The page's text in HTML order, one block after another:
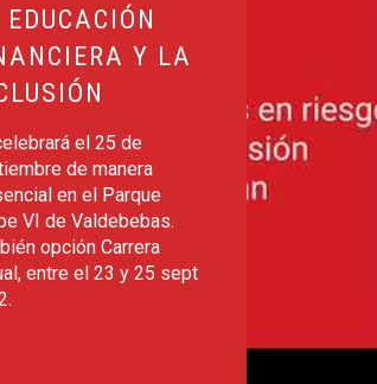
Y LA
el 25 de
de manera
en el Parque
VI de Valdebebas.
opción Carrera
entre el 23 y 25 sept